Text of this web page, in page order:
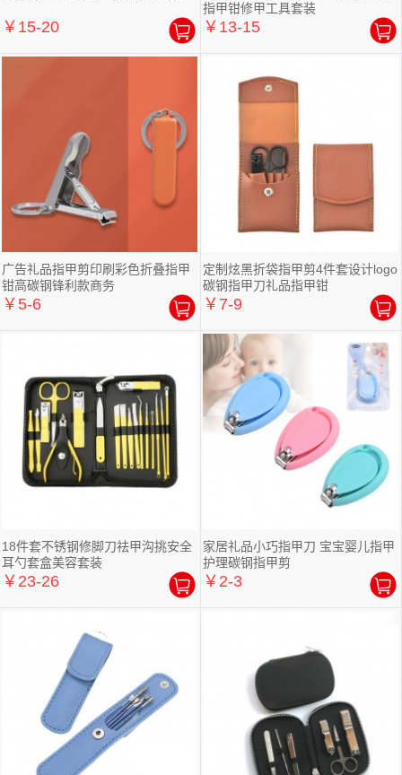
￥15-20
指甲钳修甲工具套装
￥13-15
广告礼品指甲剪印刷彩色折叠指甲
钳高碳钢锋利款商务
￥5-6
定制炫黑折袋指甲剪4件套设计logo
碳钢指甲刀礼品指甲钳
￥7-9
18件套不锈钢修脚刀祛甲沟挑安全
耳勺套盒美容套装
￥23-26
家居礼品小巧指甲刀 宝宝婴儿指甲
护理碳钢指甲剪
￥2-3